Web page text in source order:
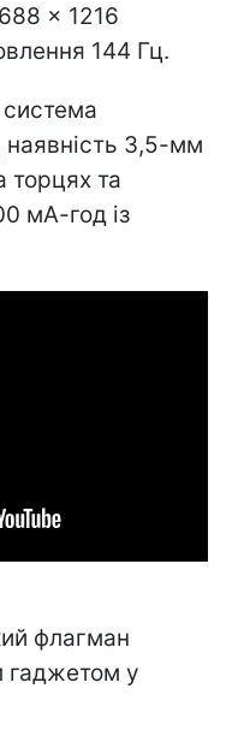
× 1216
144 Гц.
система
3,5-мм
торцях та
мА-год із
флагман
гаджетом у